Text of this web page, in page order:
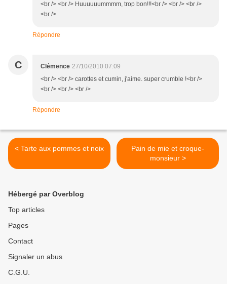
<br /> <br /> Huuuuuummmm, trop bon!!!<br /> <br /> <br />
<br />
Répondre
C Clémence 27/10/2010 07:09
<br /> <br /> carottes et cumin, j'aime. super crumble !<br />
<br /> <br /> <br />
Répondre
< Tarte aux pommes et noix
Pain de mie et croque-
monsieur >
Hébergé par Overblog
Top articles
Pages
Contact
Signaler un abus
C.G.U.